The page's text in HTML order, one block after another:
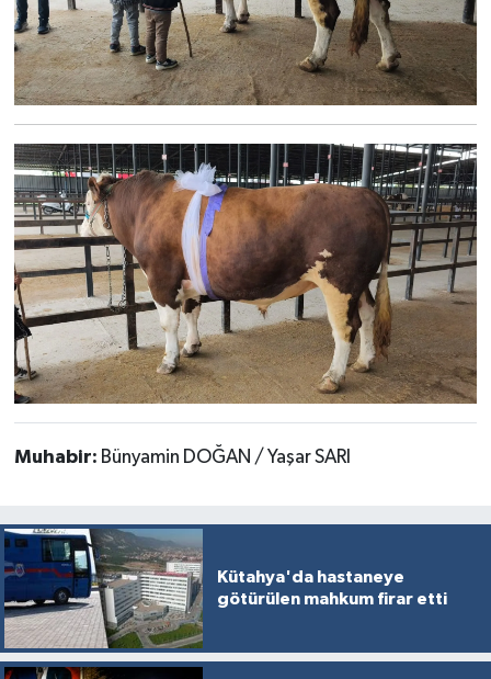
Muhabir: Bünyamin DOĞAN / Yaşar SARI
Kütahya'da hastaneye
götürülen mahkum firar etti